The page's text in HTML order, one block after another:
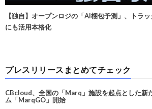
【独自】オープンロジの「AI梱包予測」、トラ
にも活用本格化
プレスリリースまとめてチェック
CBcloud、全国の「Marq」施設を起点とした新
ム「MarqGO」開始